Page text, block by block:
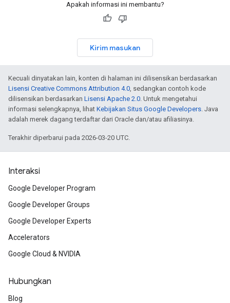
Apakah informasi ini membantu?
Kirim masukan
Kecuali dinyatakan lain, konten di halaman ini dilisensikan berdasarkan
Lisensi Creative Commons Attribution 4.0, sedangkan contoh kode
dilisensikan berdasarkan Lisensi Apache 2.0. Untuk mengetahui
informasi selengkapnya, lihat Kebijakan Situs Google Developers. Java
adalah merek dagang terdaftar dari Oracle dan/atau afiliasinya.
Terakhir diperbarui pada 2026-03-20 UTC.
Interaksi
Google Developer Program
Google Developer Groups
Google Developer Experts
Accelerators
Google Cloud & NVIDIA
Hubungkan
Blog